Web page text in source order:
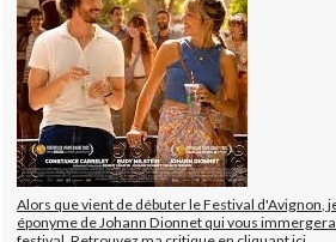
Alors que vient de débuter le Festival d'Avignon,
éponyme de Johann Dionnet qui vous